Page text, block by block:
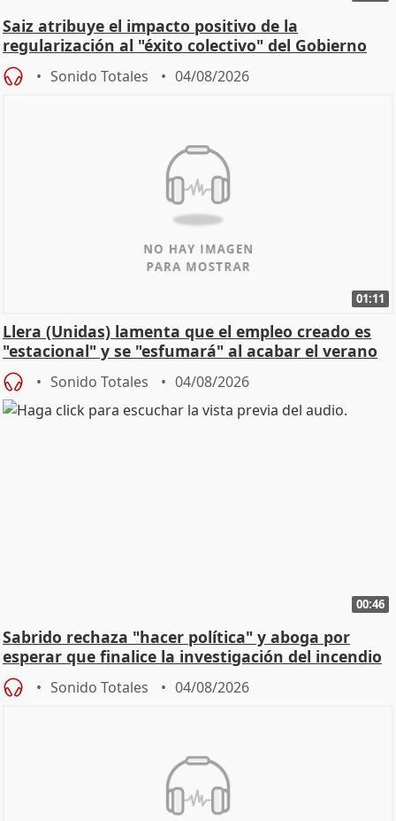
Saiz atribuye el impacto positivo de la
regularización al "éxito colectivo" del Gobierno
Sonido Totales 04/08/2026
01:11
Llera (Unidas) lamenta que el empleo creado es
"estacional" y se "esfumará" al acabar el verano
Sonido Totales 04/08/2026
00:46
Sabrido rechaza "hacer política" y aboga por
esperar que finalice la investigación del incendio
Sonido Totales 04/08/2026